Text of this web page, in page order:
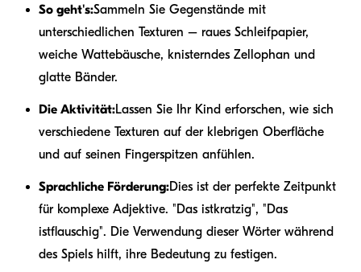
So geht's:Sammeln Sie Gegenstände mit
unterschiedlichen Texturen – raues Schleifpapier,
weiche Wattebäusche, knisterndes Zellophan und
glatte Bänder.
Die Aktivität:Lassen Sie Ihr Kind erforschen, wie sich
verschiedene Texturen auf der klebrigen Oberfläche
und auf seinen Fingerspitzen anfühlen.
Sprachliche Förderung:Dies ist der perfekte Zeitpunkt
für komplexe Adjektive. "Das istkratzig", "Das
istflauschig". Die Verwendung dieser Wörter während
des Spiels hilft, ihre Bedeutung zu festigen.